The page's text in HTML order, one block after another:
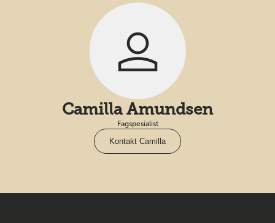
Camilla Amundsen
Fagspesialist
Kontakt Camilla